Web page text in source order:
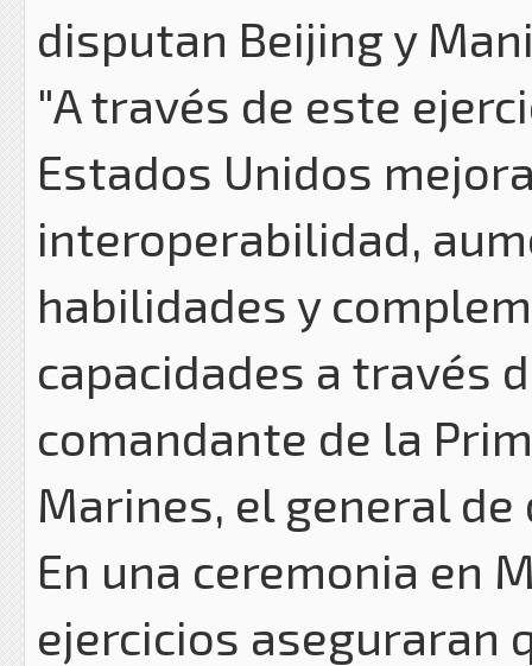
disputan Beijing y
"A través de este
Estados Unidos
interoperabilidad,
habilidades y
capacidades a través
comandante de la
Marines, el general
En una ceremonia en
ejercicios aseguraran